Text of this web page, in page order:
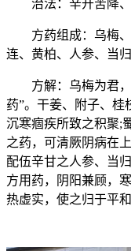
治法：辛开苦降
方药组成：乌梅
连、黄柏、人参、当归
方解：乌梅为君
药”。干姜、附子、
沉寒痼疾所致之积聚;
之药，可清厥阴病在
配伍辛甘之人参、当
方用药，阴阳兼顾，
热虚实，使之归于平和